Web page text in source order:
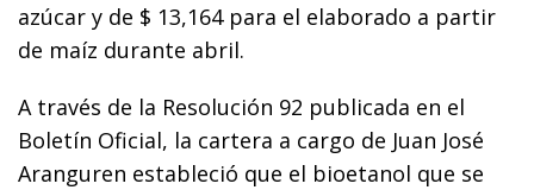
azúcar y de $ 13,164 para el elaborado a partir
de maíz durante abril.
A través de la Resolución 92 publicada en el
Boletín Oficial, la cartera a cargo de Juan José
Aranguren estableció que el bioetanol que se